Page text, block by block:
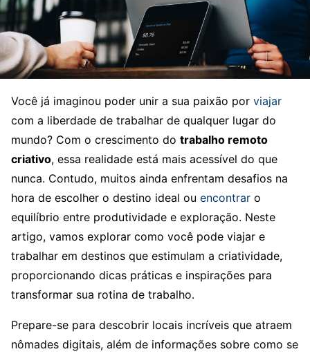
Você já imaginou poder unir a sua paixão por viajar
com a liberdade de trabalhar de qualquer lugar do
mundo? Com o crescimento do trabalho remoto
criativo, essa realidade está mais acessível do que
nunca. Contudo, muitos ainda enfrentam desafios na
hora de escolher o destino ideal ou encontrar o
equilíbrio entre produtividade e exploração. Neste
artigo, vamos explorar como você pode viajar e
trabalhar em destinos que estimulam a criatividade,
proporcionando dicas práticas e inspirações para
transformar sua rotina de trabalho.
Prepare-se para descobrir locais incríveis que atraem
nômades digitais, além de informações sobre como se